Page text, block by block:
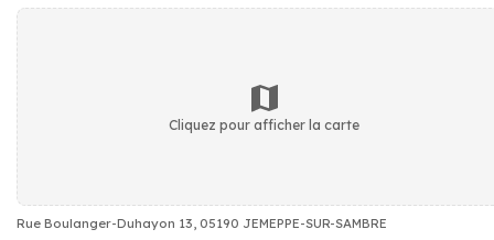
Cliquez pour afficher la carte
Rue Boulanger-Duhayon 13, 05190 JEMEPPE-SUR-SAMBRE